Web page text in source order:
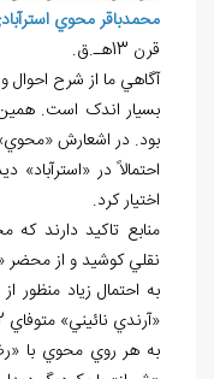
محمدباقر محوي
قرن 13هـ.ق.
آگاهي ما از شرح احوال
بسيار اندک است.
بود. در اشعارش
احتمالاً در
اختيار کرد.
منابع تاکيد دارند
نقلي کوشيد و از محضر
به احتمال زياد
«آرندي نائيني» متوفاي 1272هـ.ق. است.
به هر روي محوي با